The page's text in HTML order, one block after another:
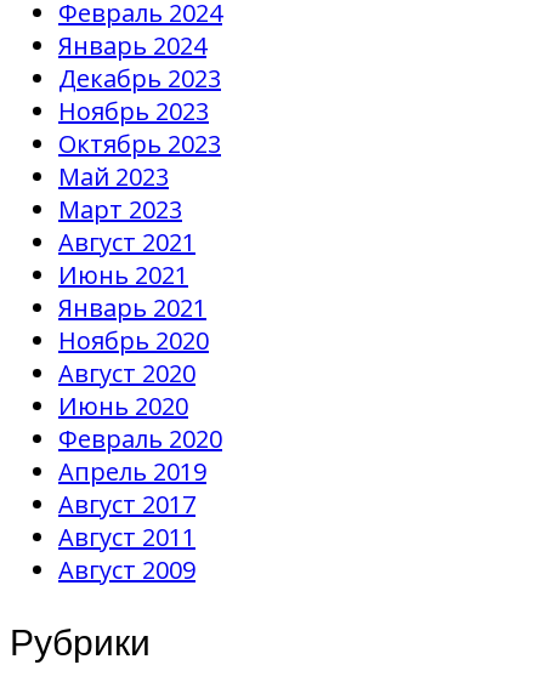
Февраль 2024
Январь 2024
Декабрь 2023
Ноябрь 2023
Октябрь 2023
Май 2023
Март 2023
Август 2021
Июнь 2021
Январь 2021
Ноябрь 2020
Август 2020
Июнь 2020
Февраль 2020
Апрель 2019
Август 2017
Август 2011
Август 2009
Рубрики